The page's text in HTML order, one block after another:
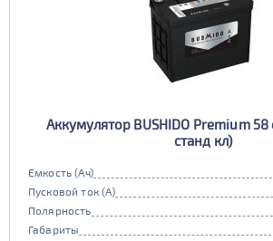
Аккумулятор BUSHIDO Premium 58
станд кл)
Емкость (Ач)
Пусковой ток (А)
Полярность
Габариты